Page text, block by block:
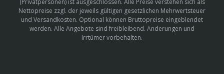
(Privatpersonen) ist ausgeschlossen. Alle Preise verstehen sich als
Nettopreise zzgl. der jeweils gültigen gesetzlichen Mehrwertsteuer
und Versandkosten. Optional können Bruttopreise eingeblendet
werden. Alle Angebote sind freibleibend. Änderungen und
Irrtümer vorbehalten.